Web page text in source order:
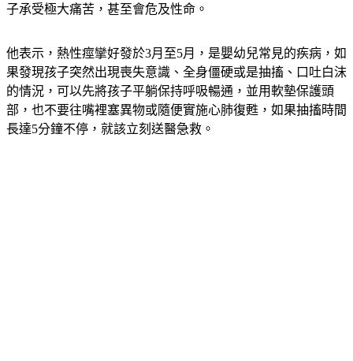
子承受極大痛苦，甚至會危及性命。
他表示，熱性痙攣好發於3月至5月，是嬰幼兒常見的疾病，如
果發現孩子突然出現喪失意識、全身僵硬或是抽搐、口吐白沫
的情況，可以先將孩子平躺保持呼吸暢通，並用軟墊保護頭
部，也不要往嘴裡塞異物或隨便實施心肺復甦，如果抽搐時間
長達5分鐘不停，就該立刻送醫急救。